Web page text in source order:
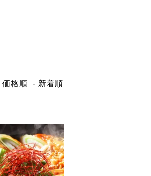
価格順 - 新着順